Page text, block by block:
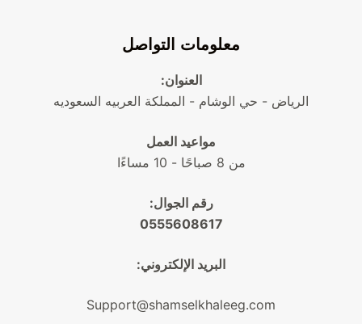
معلومات التواصل
العنوان:
الرياض - حي الوشام - المملكة العربيه السعوديه
مواعيد العمل
من 8 صباحًا - 10 مساءًا
رقم الجوال:
0555608617
البريد الإلكتروني:
Support@shamselkhaleeg.com